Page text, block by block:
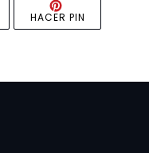
TUITEARHACER PIN